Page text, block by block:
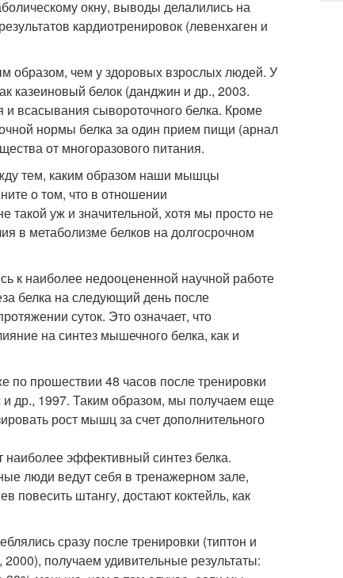
окну, выводы делалились на
кардиотренировок (левенхаген и
образом, чем у здоровых взрослых людей. У
казеиновый белок (данджин и др., 2003.
всасывания сывороточного белка. Кроме
нормы белка за один прием пищи (арнал
от многоразового питания.
тем, каким образом наши мышцы
о том, что в отношении
такой уж и значительной, хотя мы просто не
в метаболизме белков на долгосрочном
к наиболее недооцененной научной работе
белка на следующий день после
суток. Это означает, что
на синтез мышечного белка, как и
по прошествии 48 часов после тренировки
др., 1997. Таким образом, мы получаем еще
рост мышц за счет дополнительного
наиболее эффективный синтез белка.
люди ведут себя в тренажерном зале,
повесить штангу, достают коктейль, как
сразу после тренировки (типтон и
получаем удивительные результаты: